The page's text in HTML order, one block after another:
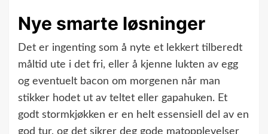
Nye smarte løsninger
Det er ingenting som å nyte et lekkert tilberedt
måltid ute i det fri, eller å kjenne lukten av egg
og eventuelt bacon om morgenen når man
stikker hodet ut av teltet eller gapahuken. Et
godt stormkjøkken er en helt essensiell del av en
god tur, og det sikrer deg gode matopplevelser